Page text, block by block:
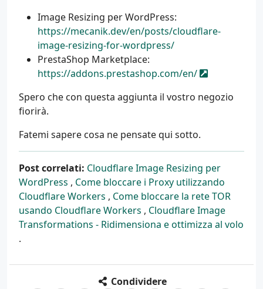
Image Resizing per WordPress:
https://mecanik.dev/en/posts/cloudflare-
image-resizing-for-wordpress/
PrestaShop Marketplace:
https://addons.prestashop.com/en/
Spero che con questa aggiunta il vostro negozio
fiorirà.
Fatemi sapere cosa ne pensate qui sotto.
Post correlati: Cloudflare Image Resizing per
WordPress , Come bloccare i Proxy utilizzando
Cloudflare Workers , Come bloccare la rete TOR
usando Cloudflare Workers , Cloudflare Image
Transformations - Ridimensiona e ottimizza al volo
.
Condividere